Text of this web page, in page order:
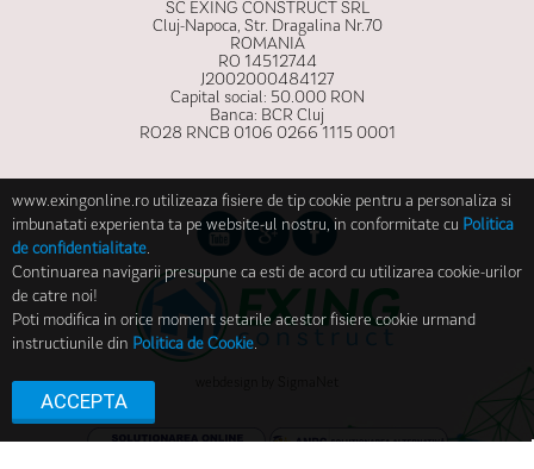
SC EXING CONSTRUCT SRL
Cluj-Napoca, Str. Dragalina Nr.70
ROMANIA
RO 14512744
J2002000484127
Capital social: 50.000 RON
Banca: BCR Cluj
RO28 RNCB 0106 0266 1115 0001
www.exingonline.ro utilizeaza fisiere de tip cookie pentru a personaliza si
imbunatati experienta ta pe website-ul nostru, in conformitate cu Politica
de confidentialitate.
Continuarea navigarii presupune ca esti de acord cu utilizarea cookie-urilor
de catre noi!
Poti modifica in orice moment setarile acestor fisiere cookie urmand
instructiunile din Politica de Cookie.
ACCEPTA